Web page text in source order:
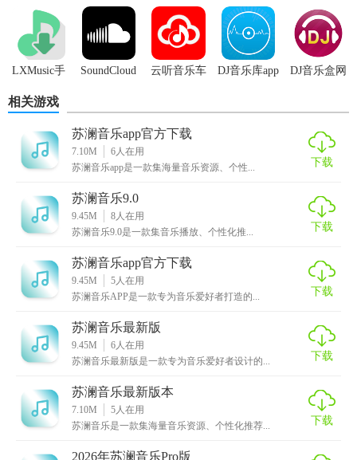
3. 音效调节：支持多种音效模式，如3D环绕、重低音增强
等，让每首歌曲都能以最佳状态呈现。
4. 歌词同步：自动匹配歌词，实现边听边看，提升听歌体
5. 跨平台同步：支持手机、电脑等多端登录，实现音乐列
表、收藏夹等数据同步。
1. 高清音质：提供无损音质及高清音频流，让每一音符都清
晰可辨。
2. 社区互动：内置音乐论坛和评论区，让用户可以分享音乐
心得，结识志同道合的朋友。
3. 智能歌单生成：根据用户听歌记录自动生成个性化歌单，
发现新的音乐惊喜。
1. 下载安装：从官方网站或应用商店下载苏澜音乐软件并安
装。
手app免费版
(LXmusic)
LXMusic手
SoundCloud
云听音乐车
DJ音乐库app
DJ音乐盒网
相关游戏
苏澜音乐app官方下载
7.10M 6 人在用
苏澜音乐app是一款集海量音乐资源、个性...
下载
苏澜音乐9.0
9.45M 8 人在用
苏澜音乐9.0是一款集音乐播放、个性化推...
下载
苏澜音乐app官方下载
9.45M 5 人在用
苏澜音乐APP是一款专为音乐爱好者打造的...
下载
苏澜音乐最新版
9.45M 6 人在用
苏澜音乐最新版是一款专为音乐爱好者设计的...
下载
苏澜音乐最新版本
7.10M 5 人在用
苏澜音乐是一款集海量音乐资源、个性化推荐...
下载
2026年苏澜音乐Pro版